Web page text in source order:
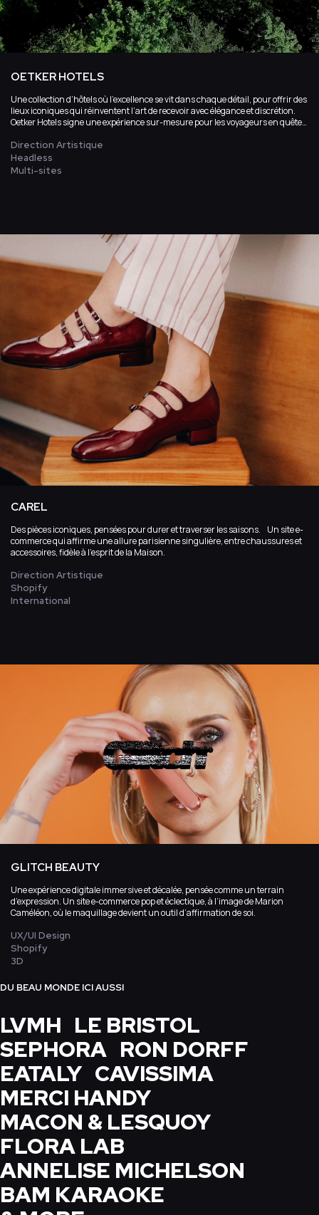
OETKER HOTELS
Une collection d’hôtels où l’excellence se vit dans chaque détail, pour offrir des
lieux iconiques qui réinventent l’art de recevoir avec élégance et discrétion.
Oetker Hotels signe une expérience sur-mesure pour les voyageurs en quête
Direction Artistique
Headless
Multi-sites
CAREL
Des pièces iconiques, pensées pour durer et traverser les saisons. Un site e-
commerce qui affirme une allure parisienne singulière, entre chaussures et
accessoires, fidèle à l’esprit de la Maison.
Direction Artistique
Shopify
International
GLITCH BEAUTY
Une expérience digitale immersive et décalée, pensée comme un terrain
d’expression. Un site e-commerce pop et éclectique, à l’image de Marion
Caméléon, où le maquillage devient un outil d’affirmation de soi.
UX/UI Design
Shopify
3D
DU BEAU MONDE ICI AUSSI
LVMH LE BRISTOL
SEPHORA RON DORFF
EATALY CAVISSIMA
MERCI HANDY
MACON & LESQUOY
FLORA LAB
ANNELISE MICHELSON
BAM KARAOKE